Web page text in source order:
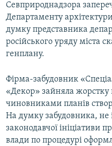
Севприроднадзора
Департаменту
думку представника
російського уряду міста
генплану.
Фірма-забудовник
«Декор» зайняла жорстку
чиновниками планів
На думку забудовника, не
законодавчої ініціативи
влади по процедурі